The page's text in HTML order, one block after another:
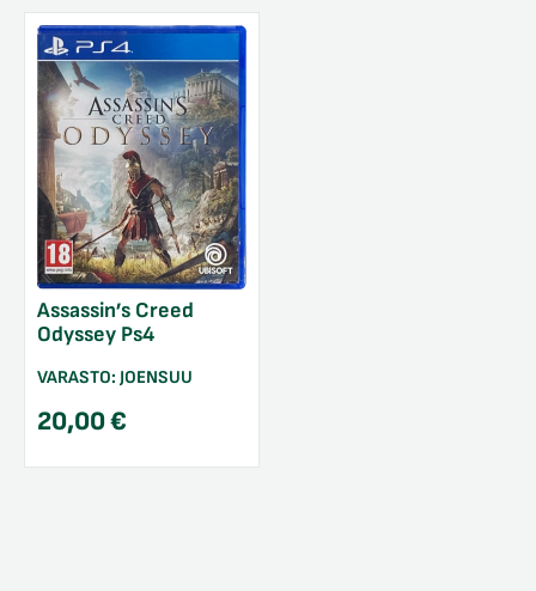
Assassin’s Creed
Odyssey Ps4
VARASTO: JOENSUU
20,00€